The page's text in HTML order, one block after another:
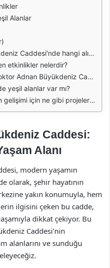
Alanlar
hangi alışveriş olanakları bulunmaktadır?
etkinlikler nelerdir?
Büyükdeniz Caddesi'ne nasıl gidilir?
yeşil alanlar var mı?
için ne gibi projeler var?
Caddesi:
Alanı
modern yaşamın
olarak, şehir hayatının
yakın konumuyla, hem
ilgisini çeken bu cadde,
dikkat çekiyor. Bu
Caddesi’nin
alanlarını ve sunduğu